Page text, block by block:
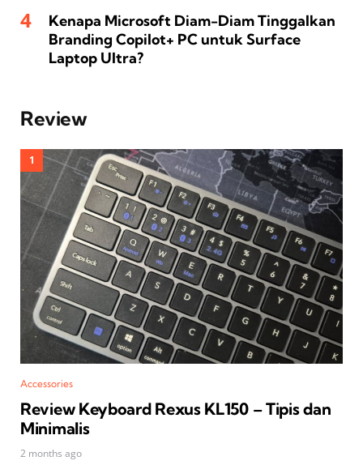
Kenapa Microsoft Diam-Diam Tinggalkan
Branding Copilot+ PC untuk Surface
Laptop Ultra?
Review
Accessories
Review Keyboard Rexus KL150 – Tipis dan
Minimalis
2 months ago